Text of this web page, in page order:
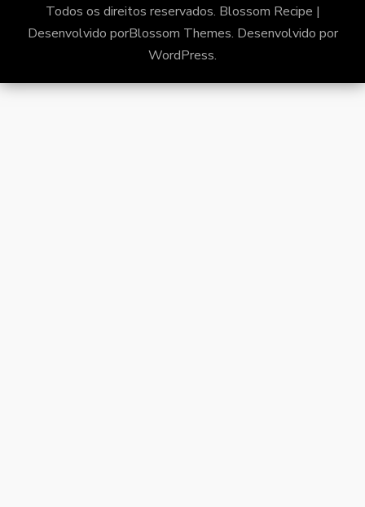
Todos os direitos reservados. Blossom Recipe |
Desenvolvido porBlossom Themes. Desenvolvido por
WordPress.